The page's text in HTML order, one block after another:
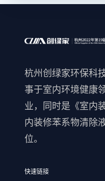
杭州创绿家环保科
事于室内环境健康
业，同时是《室内
内装修苯系物清除
位。
快速链接